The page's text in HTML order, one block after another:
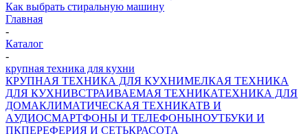
Как выбрать стиральную машину
Главная
-
Каталог
-
крупная техника для кухни
КРУПНАЯ ТЕХНИКА ДЛЯ КУХНИМЕЛКАЯ ТЕХНИКА
ДЛЯ КУХНИВСТРАИВАЕМАЯ ТЕХНИКАТЕХНИКА ДЛЯ
ДОМАКЛИМАТИЧЕСКАЯ ТЕХНИКАТВ И
AУДИОСМАРТФОНЫ И ТЕЛЕФОНЫНОУТБУКИ И
ПКПЕРЕФЕРИЯ И СЕТЬКРАСОТА